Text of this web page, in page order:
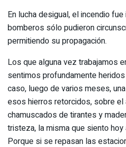
En lucha desigual, el incendio
bomberos sólo pudieron
permitiendo su propagación.
Los que alguna vez trabajamos
sentimos profundamente
caso, luego de varios meses,
esos hierros retorcidos, sobre
chamuscados de tirantes y
tristeza, la misma que siento
Porque si se repasan las